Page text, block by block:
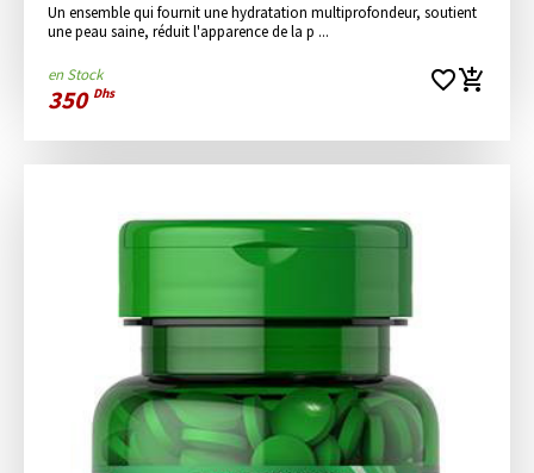
Un ensemble qui fournit une hydratation multiprofondeur, soutient
une peau saine, réduit l'apparence de la p ...
en Stock
350 Dhs favorite_borderadd_shopping_cart